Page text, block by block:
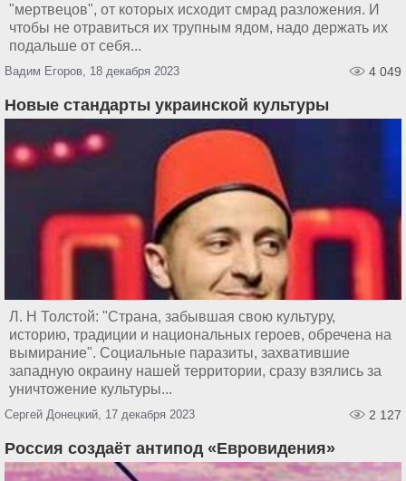
"мертвецов", от которых исходит смрад разложения. И
чтобы не отравиться их трупным ядом, надо держать их
подальше от себя...
Вадим Егоров, 18 декабря 2023 4 049
Новые стандарты украинской культуры
Л. Н Толстой: "Страна, забывшая свою культуру,
историю, традиции и национальных героев, обречена на
вымирание". Социальные паразиты, захватившие
западную окраину нашей территории, сразу взялись за
уничтожение культуры...
Сергей Донецкий, 17 декабря 2023 2 127
Россия создаёт антипод «Евровидения»